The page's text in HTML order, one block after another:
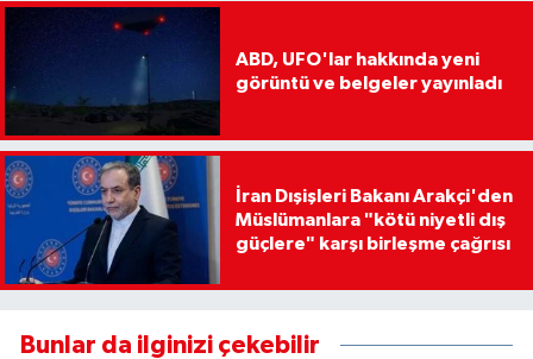
ABD, UFO'lar hakkında yeni
görüntü ve belgeler yayınladı
İran Dışişleri Bakanı Arakçi'den
Müslümanlara "kötü niyetli dış
güçlere" karşı birleşme çağrısı
Bunlar da ilginizi çekebilir